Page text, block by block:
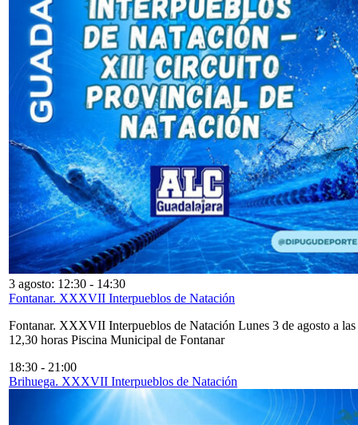
3 agosto: 12:30 - 14:30
Fontanar. XXXVII Interpueblos de Natación
Fontanar. XXXVII Interpueblos de Natación Lunes 3 de agosto a las
12,30 horas Piscina Municipal de Fontanar
18:30 - 21:00
Brihuega. XXXVII Interpueblos de Natación